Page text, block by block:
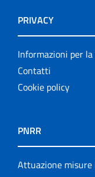
PRIVACY
Informazioni per
Contatti
Cookie policy
PNRR
Attuazione misure